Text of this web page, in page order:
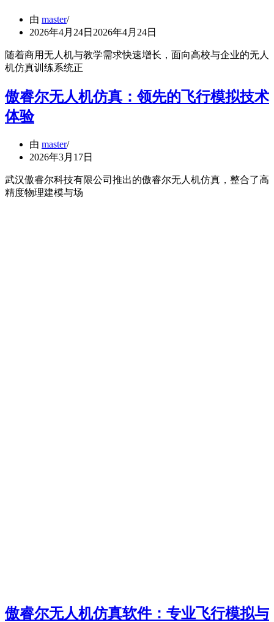
由 master
2026年4月24日 2026年4月24日
随着商用无人机与教学需求快速增长，面向高校与企业的无人
机仿真训练系统正
傲睿尔无人机仿真：领先的飞行模拟技术
体验
由 master
2026年3月17日
武汉傲睿尔科技有限公司推出的傲睿尔无人机仿真，整合了高
精度物理建模与场
傲睿尔无人机仿真软件：专业飞行模拟与